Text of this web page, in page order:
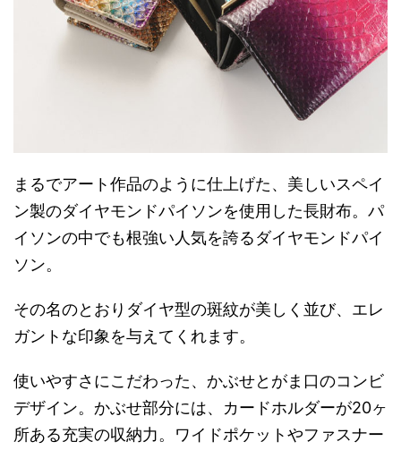
まるでアート作品のように仕上げた、美しいスペイ
ン製のダイヤモンドパイソンを使用した長財布。パ
イソンの中でも根強い人気を誇るダイヤモンドパイ
ソン。
その名のとおりダイヤ型の斑紋が美しく並び、エレ
ガントな印象を与えてくれます。
使いやすさにこだわった、かぶせとがま口のコンビ
デザイン。かぶせ部分には、カードホルダーが20ヶ
所ある充実の収納力。ワイドポケットやファスナー